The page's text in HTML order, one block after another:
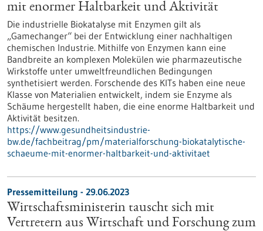
mit enormer Haltbarkeit und Aktivität
Die industrielle Biokatalyse mit Enzymen gilt als
„Gamechanger“ bei der Entwicklung einer nachhaltigen
chemischen Industrie. Mithilfe von Enzymen kann eine
Bandbreite an komplexen Molekülen wie pharmazeutische
Wirkstoffe unter umweltfreundlichen Bedingungen
synthetisiert werden. Forschende des KITs haben eine neue
Klasse von Materialien entwickelt, indem sie Enzyme als
Schäume hergestellt haben, die eine enorme Haltbarkeit und
Aktivität besitzen.
https://www.gesundheitsindustrie-
bw.de/fachbeitrag/pm/materialforschung-biokatalytische-
schaeume-mit-enormer-haltbarkeit-und-aktivitaet
Pressemitteilung - 29.06.2023
Wirtschaftsministerin tauscht sich mit
Vertretern aus Wirtschaft und Forschung zum